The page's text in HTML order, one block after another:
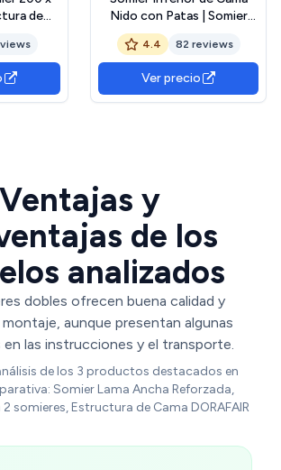
de
con
Fácil de
Nido con Patas | Somier
Elevable | 90 x 190cm
4.4 82 reviews
Ver precio
Ventajas y
de los
analizados
dobles ofrecen buena calidad y
aunque presentan algunas
las instrucciones y el transporte.
de los 3 productos destacados en
Somier Lama Ancha Reforzada,
somieres, Estructura de Cama DORAFAIR